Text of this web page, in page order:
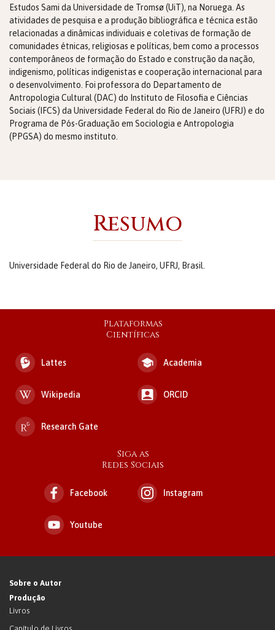
Estudos Sami da Universidade de Tromsø (UiT), na Noruega. As
atividades de pesquisa e a produção bibliográfica e técnica estão
relacionadas a dinâmicas individuais e coletivas de formação de
comunidades étnicas, religiosas e políticas, bem como a processos
contemporâneos de formação do Estado e construção da nação,
indigenismo, políticas indigenistas e cooperação internacional para
o desenvolvimento. Foi professora do Departamento de
Antropologia Cultural (DAC) do Instituto de Filosofia e Ciências
Sociais (IFCS) da Universidade Federal do Rio de Janeiro (UFRJ) e do
Programa de Pós-Graduação em Sociologia e Antropologia
(PPGSA) do mesmo instituto.
Resumo
Universidade Federal do Rio de Janeiro, UFRJ, Brasil.
Plataformas
Científicas
Lattes Academia
Wikipedia ORCID
Research Gate
Siga as
Redes Sociais
Facebook Instagram
Youtube
Sobre o Autor
Produção
Livros